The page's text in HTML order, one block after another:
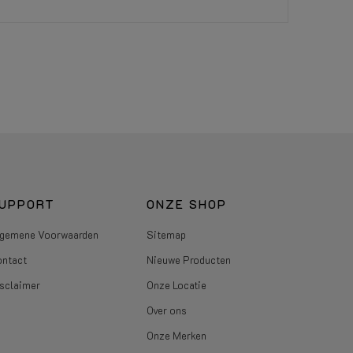
Voorwaarden
ONZE SHOP
Sitemap
Nieuwe Producten
Onze Locatie
Over ons
Onze Merken